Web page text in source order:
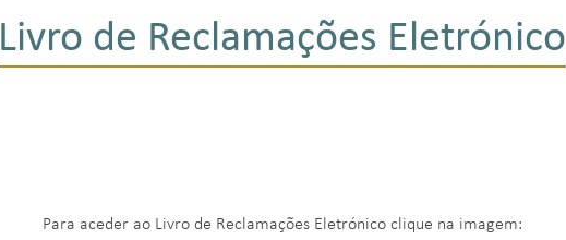
Livro de Reclamações Eletrónico
Para aceder ao Livro de Reclamações Eletrónico clique na imagem: